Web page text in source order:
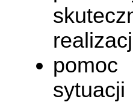
sytuacji